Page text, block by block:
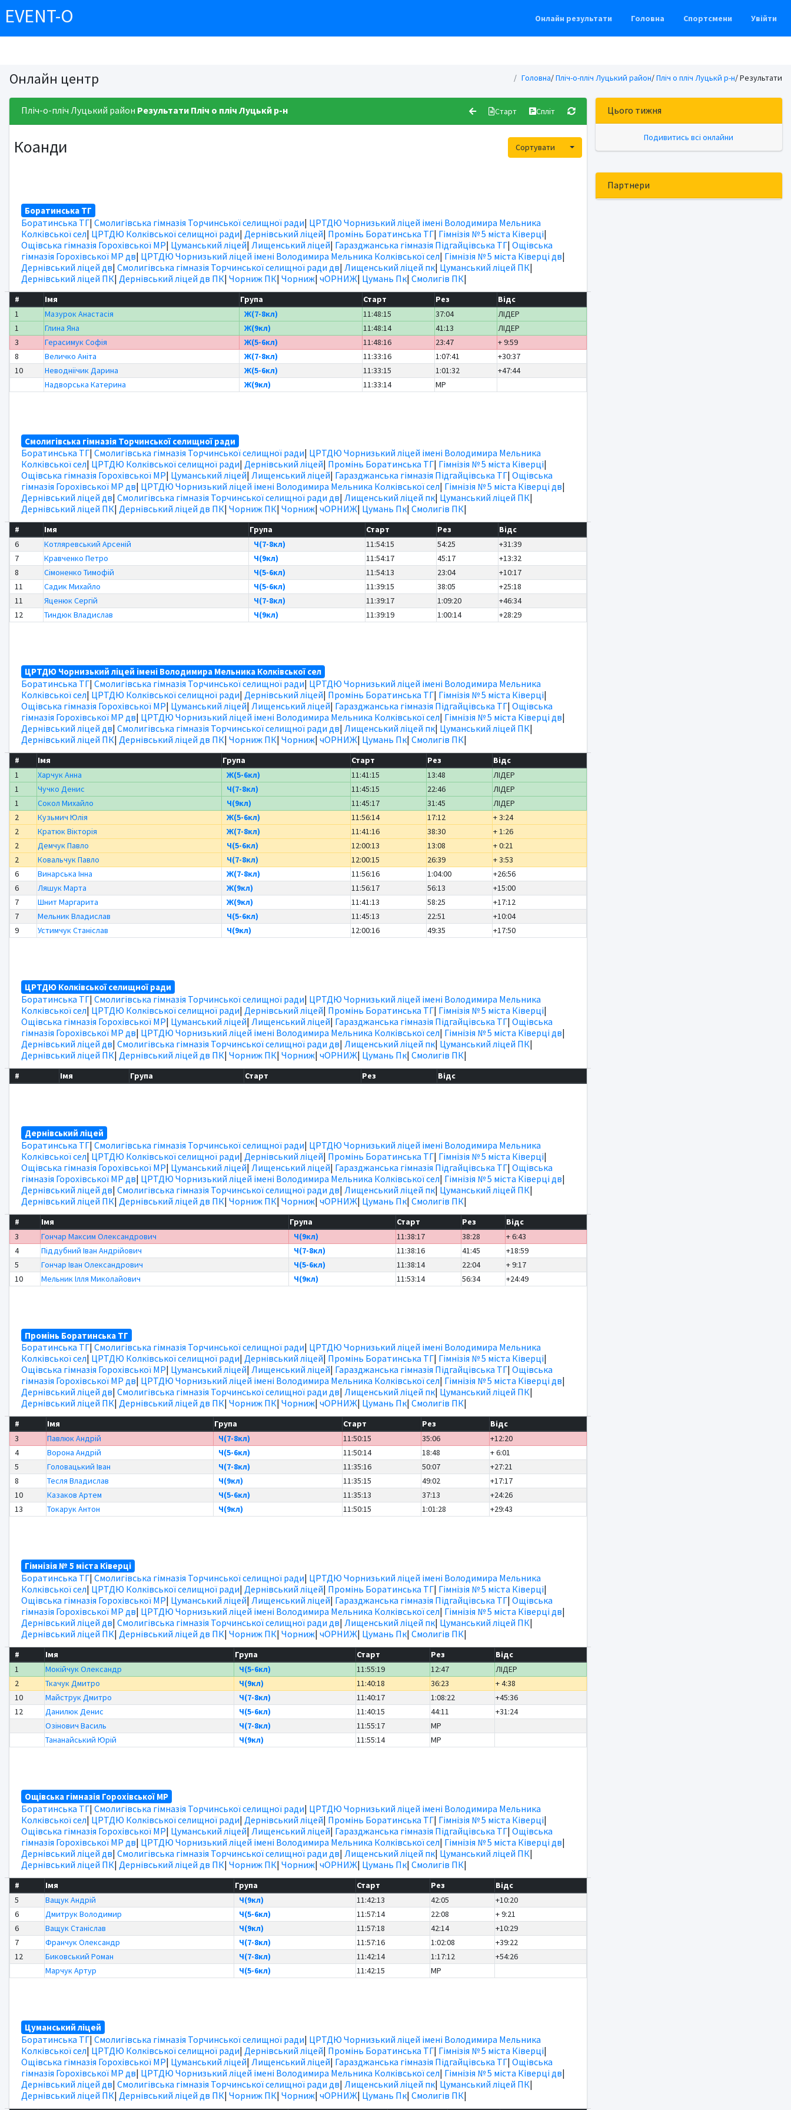
EVENT-O Онлайн результати Головна Спортсмени Увійти
Онлайн центр Головна/Пліч-о-пліч Луцький район/Пліч о пліч Луцькй р-н/ Результати
Пліч-о-пліч Луцький район Результати Пліч о пліч Луцькй р-н Старт Спліт
Коанди Сортувати Toggle Dropdown
Боратинська ТГ
Боратинська ТГ| Смолигівська гімназія Торчинської селищної ради| ЦРТДЮ Чорнизький ліцей імені Володимира Мельника
Колківської сел| ЦРТДЮ Колківської селищної ради| Дернівський ліцей| Промінь Боратинська ТГ| Гімнізія № 5 міста Ківерці|
Ощівська гімназія Горохівської МР| Цуманський ліцей| Лищенський ліцей| Гаразджанська гімназія Підгайцівська ТГ| Ощівська
гімназія Горохівської МР дв| ЦРТДЮ Чорнизький ліцей імені Володимира Мельника Колківської сел| Гімнізія № 5 міста Ківерці дв|
Дернівський ліцей дв| Смолигівська гімназія Торчинської селищної ради дв| Лищенський ліцей пк| Цуманський ліцей ПК|
Дернівський ліцей ПК| Дернівський ліцей дв ПК| Чорниж ПК| Чорниж| чОРНИЖ| Цумань Пк| Смолигів ПК|
# Імя Група Старт Рез
Відс
1
Мазурок Анастасія Ж(7-8кл) 11:48:15 37:04
ЛІДЕР
1
Глина Яна Ж(9кл) 11:48:14 41:13
ЛІДЕР
3
Герасимук Софія Ж(5-6кл) 11:48:16 23:47
+ 9:59
8
Величко Аніта Ж(7-8кл) 11:33:16 1:07:41
+30:37
10
Неводніічик Дарина Ж(5-6кл) 11:33:15 1:01:32
+47:44
Надворська Катерина
Ж(9кл) 11:33:14 MP
Смолигівська гімназія Торчинської селищної ради
Боратинська ТГ| Смолигівська гімназія Торчинської селищної ради| ЦРТДЮ Чорнизький ліцей імені Володимира Мельника
Колківської сел| ЦРТДЮ Колківської селищної ради| Дернівський ліцей| Промінь Боратинська ТГ| Гімнізія № 5 міста Ківерці|
Ощівська гімназія Горохівської МР| Цуманський ліцей| Лищенський ліцей| Гаразджанська гімназія Підгайцівська ТГ| Ощівська
гімназія Горохівської МР дв| ЦРТДЮ Чорнизький ліцей імені Володимира Мельника Колківської сел| Гімнізія № 5 міста Ківерці дв|
Дернівський ліцей дв| Смолигівська гімназія Торчинської селищної ради дв| Лищенський ліцей пк| Цуманський ліцей ПК|
Дернівський ліцей ПК| Дернівський ліцей дв ПК| Чорниж ПК| Чорниж| чОРНИЖ| Цумань Пк| Смолигів ПК|
# Імя Група Старт Рез
Відс
6
Котляревський Арсеній Ч(7-8кл) 11:54:15 54:25
+31:39
7
Кравченко Петро Ч(9кл) 11:54:17 45:17
+13:32
8
Сімоненко Тимофій Ч(5-6кл) 11:54:13 23:04
+10:17
11
Садик Михайло Ч(5-6кл) 11:39:15 38:05
+25:18
11
Яценюк Сергій Ч(7-8кл) 11:39:17 1:09:20
+46:34
12
Тиндюк Владислав Ч(9кл) 11:39:19 1:00:14 +28:29
ЦРТДЮ Чорнизький ліцей імені Володимира Мельника Колківської сел
Боратинська ТГ| Смолигівська гімназія Торчинської селищної ради| ЦРТДЮ Чорнизький ліцей імені Володимира Мельника
Колківської сел| ЦРТДЮ Колківської селищної ради| Дернівський ліцей| Промінь Боратинська ТГ| Гімнізія № 5 міста Ківерці|
Ощівська гімназія Горохівської МР| Цуманський ліцей| Лищенський ліцей| Гаразджанська гімназія Підгайцівська ТГ| Ощівська
гімназія Горохівської МР дв| ЦРТДЮ Чорнизький ліцей імені Володимира Мельника Колківської сел| Гімнізія № 5 міста Ківерці дв|
Дернівський ліцей дв| Смолигівська гімназія Торчинської селищної ради дв| Лищенський ліцей пк| Цуманський ліцей ПК|
Дернівський ліцей ПК| Дернівський ліцей дв ПК| Чорниж ПК| Чорниж| чОРНИЖ| Цумань Пк| Смолигів ПК|
# Імя Група Старт Рез
Відс
1
Харчук Анна Ж(5-6кл) 11:41:15 13:48
ЛІДЕР
1
Чучко Денис Ч(7-8кл) 11:45:15 22:46
ЛІДЕР
1
Сокол Михайло Ч(9кл) 11:45:17 31:45
ЛІДЕР
2
Кузьмич Юлія Ж(5-6кл) 11:56:14 17:12
+ 3:24
2
Кратюк Вікторія Ж(7-8кл) 11:41:16 38:30
+ 1:26
2
Демчук Павло Ч(5-6кл) 12:00:13 13:08
+ 0:21
2
Ковальчук Павло Ч(7-8кл) 12:00:15 26:39
+ 3:53
6
Винарська Інна Ж(7-8кл) 11:56:16 1:04:00
+26:56
6
Ляшук Марта Ж(9кл) 11:56:17 56:13
+15:00
7
Шнит Маргарита Ж(9кл) 11:41:13 58:25
+17:12
7
Мельник Владислав Ч(5-6кл) 11:45:13 22:51
+10:04
9
Устимчук Станіслав Ч(9кл) 12:00:16 49:35 +17:50
ЦРТДЮ Колківської селищної ради
Боратинська ТГ| Смолигівська гімназія Торчинської селищної ради| ЦРТДЮ Чорнизький ліцей імені Володимира Мельника
Колківської сел| ЦРТДЮ Колківської селищної ради| Дернівський ліцей| Промінь Боратинська ТГ| Гімнізія № 5 міста Ківерці|
Ощівська гімназія Горохівської МР| Цуманський ліцей| Лищенський ліцей| Гаразджанська гімназія Підгайцівська ТГ| Ощівська
гімназія Горохівської МР дв| ЦРТДЮ Чорнизький ліцей імені Володимира Мельника Колківської сел| Гімнізія № 5 міста Ківерці дв|
Дернівський ліцей дв| Смолигівська гімназія Торчинської селищної ради дв| Лищенський ліцей пк| Цуманський ліцей ПК|
Дернівський ліцей ПК| Дернівський ліцей дв ПК| Чорниж ПК| Чорниж| чОРНИЖ| Цумань Пк| Смолигів ПК|
# Імя Група Старт Рез Відс
Дернівський ліцей
Боратинська ТГ| Смолигівська гімназія Торчинської селищної ради| ЦРТДЮ Чорнизький ліцей імені Володимира Мельника
Колківської сел| ЦРТДЮ Колківської селищної ради| Дернівський ліцей| Промінь Боратинська ТГ| Гімнізія № 5 міста Ківерці|
Ощівська гімназія Горохівської МР| Цуманський ліцей| Лищенський ліцей| Гаразджанська гімназія Підгайцівська ТГ| Ощівська
гімназія Горохівської МР дв| ЦРТДЮ Чорнизький ліцей імені Володимира Мельника Колківської сел| Гімнізія № 5 міста Ківерці дв|
Дернівський ліцей дв| Смолигівська гімназія Торчинської селищної ради дв| Лищенський ліцей пк| Цуманський ліцей ПК|
Дернівський ліцей ПК| Дернівський ліцей дв ПК| Чорниж ПК| Чорниж| чОРНИЖ| Цумань Пк| Смолигів ПК|
# Імя Група Старт Рез
Відс
3
Гончар Максим Олександрович Ч(9кл) 11:38:17 38:28
+ 6:43
4
Піддубний Іван Андрійович Ч(7-8кл) 11:38:16 41:45
+18:59
5
Гончар Іван Олександрович Ч(5-6кл) 11:38:14 22:04
+ 9:17
10
Мельник Ілля Миколайович Ч(9кл) 11:53:14 56:34 +24:49
Промінь Боратинська ТГ
Боратинська ТГ| Смолигівська гімназія Торчинської селищної ради| ЦРТДЮ Чорнизький ліцей імені Володимира Мельника
Колківської сел| ЦРТДЮ Колківської селищної ради| Дернівський ліцей| Промінь Боратинська ТГ| Гімнізія № 5 міста Ківерці|
Ощівська гімназія Горохівської МР| Цуманський ліцей| Лищенський ліцей| Гаразджанська гімназія Підгайцівська ТГ| Ощівська
гімназія Горохівської МР дв| ЦРТДЮ Чорнизький ліцей імені Володимира Мельника Колківської сел| Гімнізія № 5 міста Ківерці дв|
Дернівський ліцей дв| Смолигівська гімназія Торчинської селищної ради дв| Лищенський ліцей пк| Цуманський ліцей ПК|
Дернівський ліцей ПК| Дернівський ліцей дв ПК| Чорниж ПК| Чорниж| чОРНИЖ| Цумань Пк| Смолигів ПК|
# Імя Група Старт Рез
Відс
3
Павлюк Андрій Ч(7-8кл) 11:50:15 35:06
+12:20
4
Ворона Андрій Ч(5-6кл) 11:50:14 18:48
+ 6:01
5
Головацький Іван Ч(7-8кл) 11:35:16 50:07
+27:21
8
Тесля Владислав Ч(9кл) 11:35:15 49:02
+17:17
10
Казаков Артем Ч(5-6кл) 11:35:13 37:13
+24:26
13
Токарук Антон Ч(9кл) 11:50:15 1:01:28 +29:43
Гімнізія № 5 міста Ківерці
Боратинська ТГ| Смолигівська гімназія Торчинської селищної ради| ЦРТДЮ Чорнизький ліцей імені Володимира Мельника
Колківської сел| ЦРТДЮ Колківської селищної ради| Дернівський ліцей| Промінь Боратинська ТГ| Гімнізія № 5 міста Ківерці|
Ощівська гімназія Горохівської МР| Цуманський ліцей| Лищенський ліцей| Гаразджанська гімназія Підгайцівська ТГ| Ощівська
гімназія Горохівської МР дв| ЦРТДЮ Чорнизький ліцей імені Володимира Мельника Колківської сел| Гімнізія № 5 міста Ківерці дв|
Дернівський ліцей дв| Смолигівська гімназія Торчинської селищної ради дв| Лищенський ліцей пк| Цуманський ліцей ПК|
Дернівський ліцей ПК| Дернівський ліцей дв ПК| Чорниж ПК| Чорниж| чОРНИЖ| Цумань Пк| Смолигів ПК|
# Імя Група Старт Рез
Відс
1
Мокійчук Олександр Ч(5-6кл) 11:55:19 12:47
ЛІДЕР
2
Ткачук Дмитро Ч(9кл) 11:40:18 36:23
+ 4:38
10
Майструк Дмитро Ч(7-8кл) 11:40:17 1:08:22
+45:36
12
Данилюк Денис Ч(5-6кл) 11:40:15 44:11
+31:24
Озінович Василь
Ч(7-8кл) 11:55:17
MP
Тананайський Юрій
Ч(9кл) 11:55:14 MP
Ощівська гімназія Горохівської МР
Боратинська ТГ| Смолигівська гімназія Торчинської селищної ради| ЦРТДЮ Чорнизький ліцей імені Володимира Мельника
Колківської сел| ЦРТДЮ Колківської селищної ради| Дернівський ліцей| Промінь Боратинська ТГ| Гімнізія № 5 міста Ківерці|
Ощівська гімназія Горохівської МР| Цуманський ліцей| Лищенський ліцей| Гаразджанська гімназія Підгайцівська ТГ| Ощівська
гімназія Горохівської МР дв| ЦРТДЮ Чорнизький ліцей імені Володимира Мельника Колківської сел| Гімнізія № 5 міста Ківерці дв|
Дернівський ліцей дв| Смолигівська гімназія Торчинської селищної ради дв| Лищенський ліцей пк| Цуманський ліцей ПК|
Дернівський ліцей ПК| Дернівський ліцей дв ПК| Чорниж ПК| Чорниж| чОРНИЖ| Цумань Пк| Смолигів ПК|
# Імя Група Старт Рез
Відс
5
Ващук Андрій Ч(9кл) 11:42:13 42:05
+10:20
6
Дмитрук Володимир Ч(5-6кл) 11:57:14 22:08
+ 9:21
6
Ващук Станіслав Ч(9кл) 11:57:18 42:14
+10:29
7
Франчук Олександр Ч(7-8кл) 11:57:16 1:02:08
+39:22
12
Биковський Роман Ч(7-8кл) 11:42:14 1:17:12
+54:26
Марчук Артур
Ч(5-6кл) 11:42:15 MP
Цуманський ліцей
Боратинська ТГ| Смолигівська гімназія Торчинської селищної ради| ЦРТДЮ Чорнизький ліцей імені Володимира Мельника
Колківської сел| ЦРТДЮ Колківської селищної ради| Дернівський ліцей| Промінь Боратинська ТГ| Гімнізія № 5 міста Ківерці|
Ощівська гімназія Горохівської МР| Цуманський ліцей| Лищенський ліцей| Гаразджанська гімназія Підгайцівська ТГ| Ощівська
гімназія Горохівської МР дв| ЦРТДЮ Чорнизький ліцей імені Володимира Мельника Колківської сел| Гімнізія № 5 міста Ківерці дв|
Дернівський ліцей дв| Смолигівська гімназія Торчинської селищної ради дв| Лищенський ліцей пк| Цуманський ліцей ПК|
Дернівський ліцей ПК| Дернівський ліцей дв ПК| Чорниж ПК| Чорниж| чОРНИЖ| Цумань Пк| Смолигів ПК|
Цього тижня
Подивитись всі онлайни
Партнери